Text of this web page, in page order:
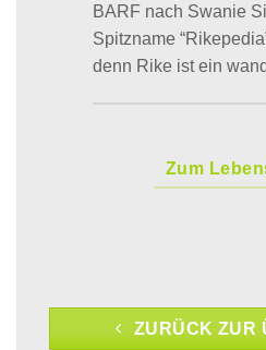
BARF nach Swanie
Spitzname
denn Rike ist ein
Zum
ZURÜCK ZUR